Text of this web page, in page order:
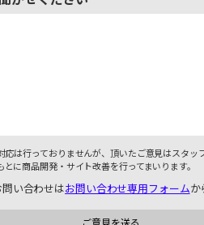
応は行っておりませんが、頂いたご意見はスタッ
に商品開発・サイト改善を行ってまいります。
い合わせはお問い合わせ専用フォームか